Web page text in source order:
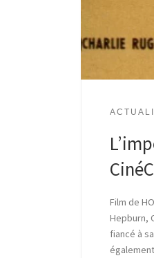
Film de
Hepburn,
fiancé à